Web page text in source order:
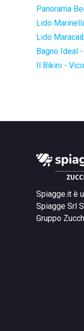
Panorama
Lido
Lido
Bagno Ideal
Il Bikini -
Spiagge.it è
Spiagge Srl
Gruppo